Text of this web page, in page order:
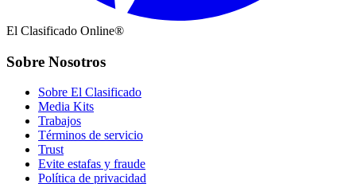
El Clasificado Online®
Sobre Nosotros
Sobre El Clasificado
Media Kits
Trabajos
Términos de servicio
Trust
Evite estafas y fraude
Política de privacidad